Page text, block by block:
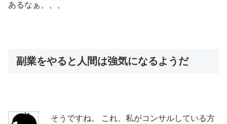
あるなぁ、、、
副業をやると人間は強気になるようだ
そうですね。 これ、私がコンサルしている方